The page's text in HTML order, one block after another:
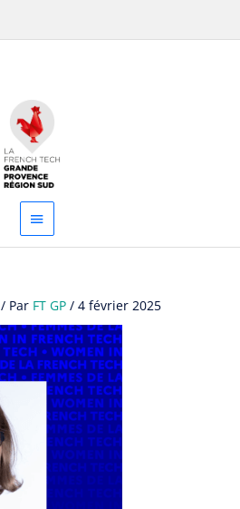
principal
/ Par FT GP/4 février 2025